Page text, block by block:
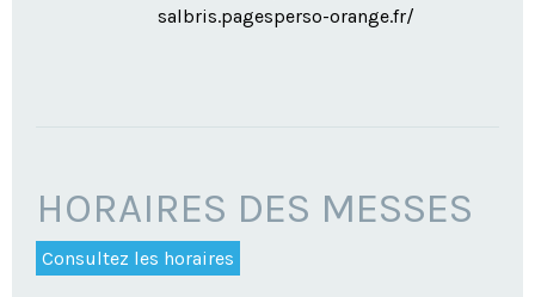
salbris.pagesperso-orange.fr/
HORAIRES DES MESSES
Consultez les horaires